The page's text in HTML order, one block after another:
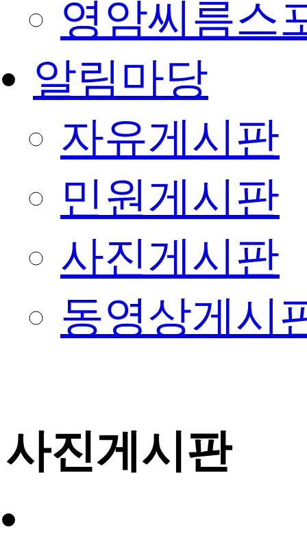
영암씨름스
알림마당
자유게시판
민원게시판
사진게시판
동영상게시
사진게시판